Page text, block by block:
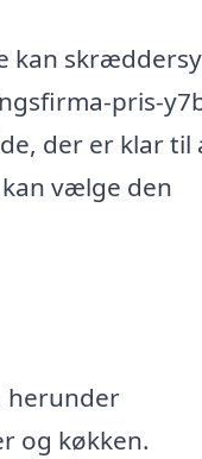
kan skræddersy
pris-
der er klar til
vælge den
herunder
og køkken.